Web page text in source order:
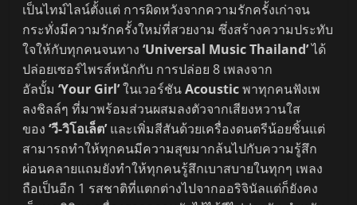
เป็นไทม์ไลน์ตั้งแต่ การผิดหวังจากความรักครั้งเก่าจน
กระทั่งมีความรักครั้งใหม่ที่สวยงาม ซึ่งสร้างความประทับ
ใจให้กับทุกคนจนทาง‘Universal Music Thailand’ได้
ปล่อยเซอร์ไพรส์หนักกับ การปล่อย 8 เพลงจาก
อัลบั้ม ‘Your Girl’ในเวอร์ชันAcousticพาทุกคนฟังเพ
ลงชิลล์ๆ ที่มาพร้อมส่วนผสมลงตัวจากเสียงหวานใส
ของ‘วี-วิโอเล็ต’และเพิ่มสีสันด้วยเครื่องดนตรีน้อยชิ้นแต่
สามารถทำให้ทุกคนมีความสุขมากล้นไปกับความรู้สึก
ผ่อนคลายแถมยังทำให้ทุกคนรู้สึกเบาสบายในทุกๆ เพลง
ถือเป็นอีก 1 รสชาติที่แตกต่างไปจากออริจินัลแต่ก็ยังคง